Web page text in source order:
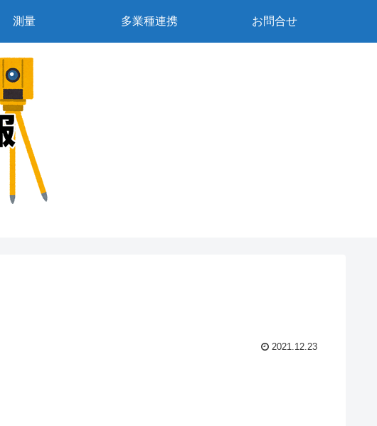
測量 多業種連携 お問合せ
2021.12.23